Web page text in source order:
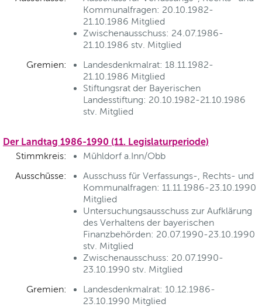
Kommunalfragen: 20.10.1982-
21.10.1986 Mitglied
Zwischenausschuss: 24.07.1986-
21.10.1986 stv. Mitglied
Gremien:
Landesdenkmalrat: 18.11.1982-
21.10.1986 Mitglied
Stiftungsrat der Bayerischen
Landesstiftung: 20.10.1982-21.10.1986
stv. Mitglied
Der Landtag 1986-1990 (11. Legislaturperiode)
Stimmkreis:
Mühldorf a.Inn/Obb
Ausschüsse:
Ausschuss für Verfassungs-, Rechts- und
Kommunalfragen: 11.11.1986-23.10.1990
Mitglied
Untersuchungsausschuss zur Aufklärung
des Verhaltens der bayerischen
Finanzbehörden: 20.07.1990-23.10.1990
stv. Mitglied
Zwischenausschuss: 20.07.1990-
23.10.1990 stv. Mitglied
Gremien:
Landesdenkmalrat: 10.12.1986-
23.10.1990 Mitglied